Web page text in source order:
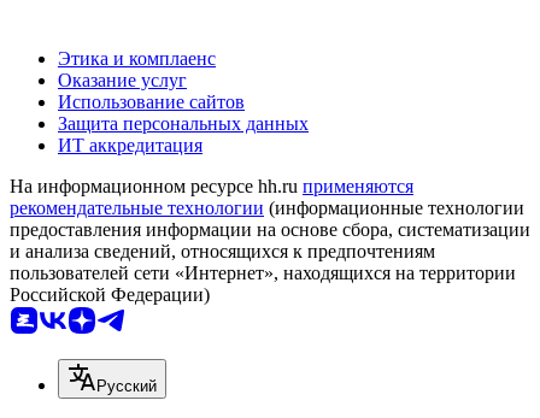
Этика и комплаенс
Оказание услуг
Использование сайтов
Защита персональных данных
ИТ аккредитация
На информационном ресурсе hh.ru применяются
рекомендательные технологии (информационные технологии
предоставления информации на основе сбора, систематизации
и анализа сведений, относящихся к предпочтениям
пользователей сети «Интернет», находящихся на территории
Российской Федерации)
Русский